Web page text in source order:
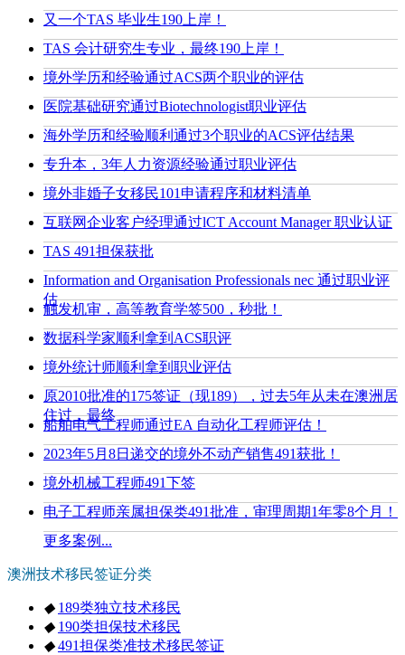
又一个TAS 毕业生190上岸！
TAS 会计研究生专业，最终190上岸！
境外学历和经验通过ACS两个职业的评估
医院基础研究通过Biotechnologist职业评估
海外学历和经验顺利通过3个职业的ACS评估结果
专升本，3年人力资源经验通过职业评估
境外非婚子女移民101申请程序和材料清单
互联网企业客户经理通过lCT Account Manager 职业认证
TAS 491担保获批
Information and Organisation Professionals nec 通过职业评
估
触发机审，高等教育学签500，秒批！
数据科学家顺利拿到ACS职评
境外统计师顺利拿到职业评估
原2010批准的175签证（现189），过去5年从未在澳洲居
住过，最终
船舶电气工程师通过EA 自动化工程师评估！
2023年5月8日递交的境外不动产销售491获批！
境外机械工程师491下签
电子工程师亲属担保类491批准，审理周期1年零8个月！
更多案例...
澳洲技术移民签证分类
◆ 189类独立技术移民
◆ 190类担保技术移民
◆ 491担保类准技术移民签证